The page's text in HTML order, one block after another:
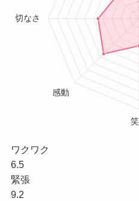
ワクワク
6.5
緊張
9.2